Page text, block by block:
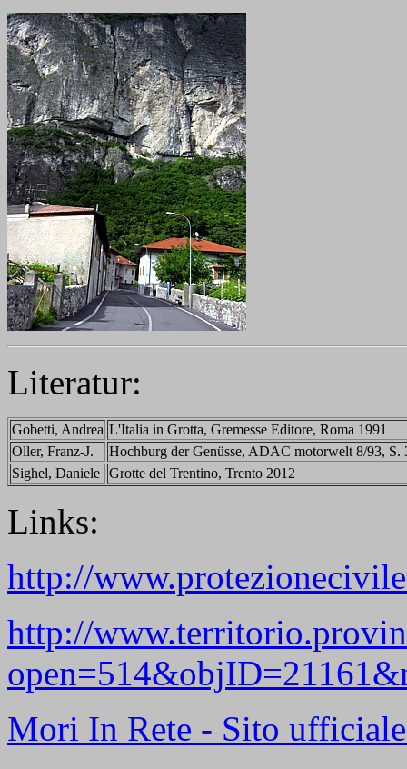
Literatur:
Gobetti, Andrea L'Italia in Grotta, Gremesse Editore, Roma 1991
Oller, Franz-J.
Hochburg der Genüsse, ADAC motorwelt 8/93, S.
Sighel, Daniele Grotte del Trentino, Trento 2012
Links:
http://
http://
Mori In Rete - Sito